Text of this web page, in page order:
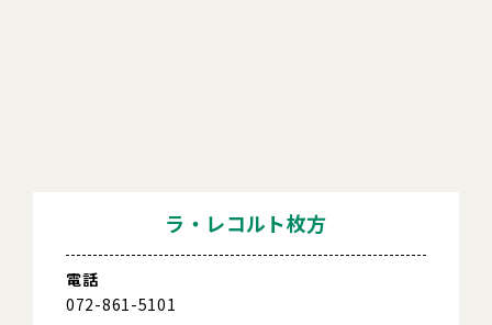
ラ・レコルト枚方
電話
072-861-5101